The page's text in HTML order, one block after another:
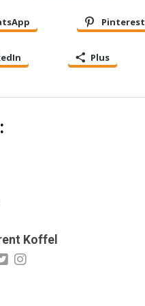
Pinterest
Plus
Koffel